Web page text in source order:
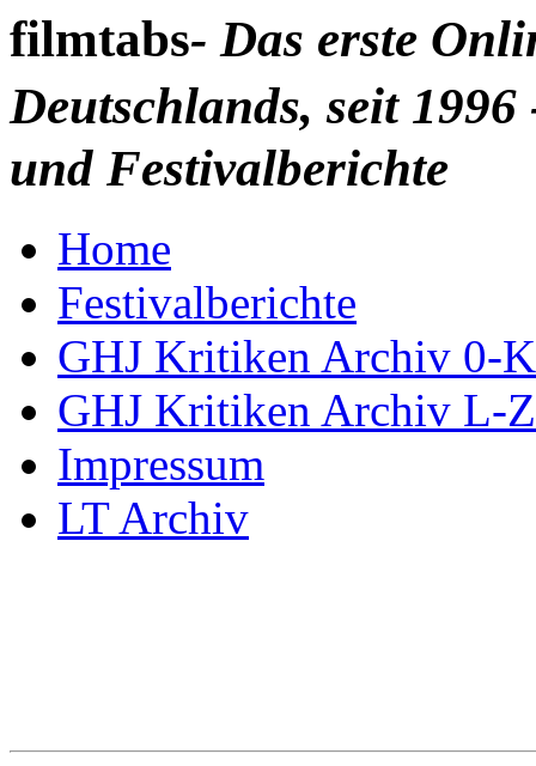
filmtabs- Das erste
Deutschlands, seit
und Festivalberichte
Home
Festivalberichte
GHJ Kritiken Archiv 0-K
GHJ Kritiken Archiv L-Z
Impressum
LT Archiv